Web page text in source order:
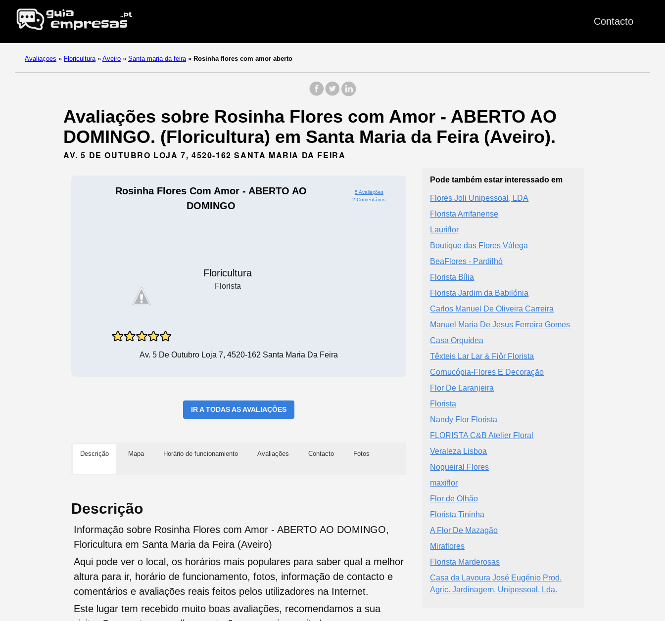
Contacto
Avaliaçoes » Floricultura » Aveiro » Santa maria da feira » Rosinha flores com amor aberto
Avaliações sobre Rosinha Flores com Amor - ABERTO AO
DOMINGO. (Floricultura) em Santa Maria da Feira (Aveiro).
AV. 5 DE OUTUBRO LOJA 7, 4520-162 SANTA MARIA DA FEIRA
Rosinha Flores Com Amor - ABERTO AO
DOMINGO
5 Avaliações
2 Comentários
Floricultura
Florista
Av. 5 De Outubro Loja 7, 4520-162 Santa Maria Da Feira
IR A TODAS AS AVALIAÇÕES
Descrição Mapa Horário de funcionamiento Avaliações Contacto Fotos
Descrição
Informação sobre Rosinha Flores com Amor - ABERTO AO DOMINGO,
Floricultura em Santa Maria da Feira (Aveiro)
Aqui pode ver o local, os horários mais populares para saber qual a melhor
altura para ir, horário de funcionamento, fotos, informação de contacto e
comentários e avaliações reais feitos pelos utilizadores na Internet.
Este lugar tem recebido muito boas avaliações, recomendamos a sua
Pode também estar interessado em
Flores Joli Unipessoal, LDA
Florista Arrifanense
Lauriflor
Boutique das Flores Válega
BeaFlores - Pardilhó
Florista Bília
Florista Jardim da Babilónia
Carlos Manuel De Oliveira Carreira
Manuel Maria De Jesus Ferreira Gomes
Casa Orquídea
Têxteis Lar Lar & Fiôr Florista
Cornucópia-Flores E Decoração
Flor De Laranjeira
Florista
Nandy Flor Florista
FLORISTA C&B Atelier Floral
Veraleza Lisboa
Nogueiral Flores
maxiflor
Flor de Olhão
Florista Tininha
A Flor De Mazagão
Miraflores
Florista Marderosas
Casa da Lavoura José Eugénio Prod.
Agric. Jardinagem, Unipessoal, Lda.